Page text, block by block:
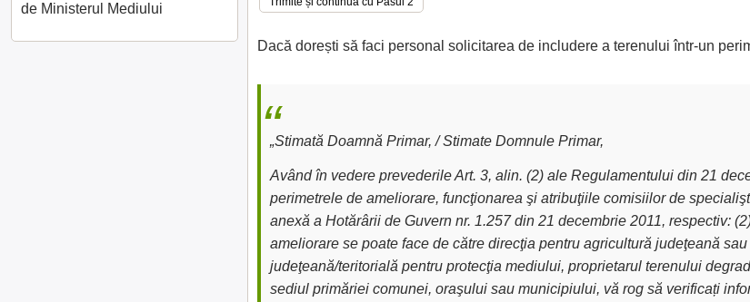
Dacă dorești să faci personal solicitarea de includere a terenului într-un
„Stimată Doamnă Primar, / Stimate Domnule Primar,
Având în vedere prevederile Art. 3, alin. (2) ale Regulamentului din 21
perimetrele de ameliorare, funcţionarea şi atribuţiile comisiilor de
anexă a Hotărârii de Guvern nr. 1.257 din 21 decembrie 2011, respectiv:
ameliorare se poate face de către direcţia pentru agricultură judeţeană
judeţeană/teritorială pentru protecţia mediului, proprietarul terenului
sediul primăriei comunei, oraşului sau municipiului, vă rog să verificați
de Ministerul Mediului